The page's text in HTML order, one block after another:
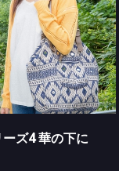
ズ4 華の下に